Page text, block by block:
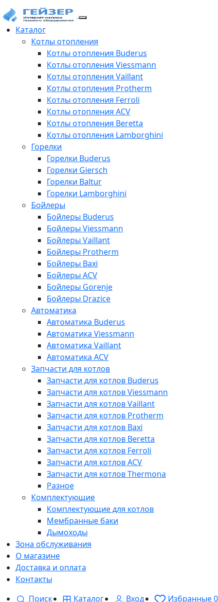
Каталог
Котлы отопления
Котлы отопления Buderus
Котлы отопления Viessmann
Котлы отопления Vaillant
Котлы отопления Protherm
Котлы отопления Ferroli
Котлы отопления ACV
Котлы отопления Beretta
Котлы отопления Lamborghini
Горелки
Горелки Buderus
Горелки Giersch
Горелки Baltur
Горелки Lamborghini
Бойлеры
Бойлеры Buderus
Бойлеры Viessmann
Бойлеры Vaillant
Бойлеры Protherm
Бойлеры Baxi
Бойлеры ACV
Бойлеры Gorenje
Бойлеры Drazice
Автоматика
Автоматика Buderus
Автоматика Viessmann
Автоматика Vaillant
Автоматика ACV
Запчасти для котлов
Запчасти для котлов Buderus
Запчасти для котлов Viessmann
Запчасти для котлов Vaillant
Запчасти для котлов Protherm
Запчасти для котлов Baxi
Запчасти для котлов Beretta
Запчасти для котлов Ferroli
Запчасти для котлов ACV
Запчасти для котлов Thermona
Разное
Комплектующие
Комплектующие для котлов
Мембранные баки
Дымоходы
Зона обслуживания
О магазине
Доставка и оплата
Контакты
Поиск
Каталог Вход Избранные0